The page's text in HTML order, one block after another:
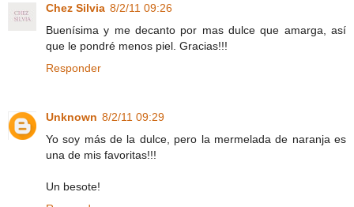
Chez Silvia 8/2/11 09:26
Buenísima y me decanto por mas dulce que amarga, así
que le pondré menos piel. Gracias!!!
Responder
Unknown 8/2/11 09:29
Yo soy más de la dulce, pero la mermelada de naranja es
una de mis favoritas!!!
Un besote!